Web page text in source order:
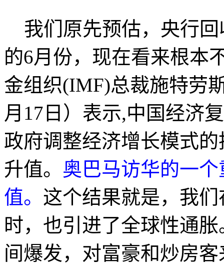
我们原先预估，央行回
的6月份，现在看来根本
金组织(IMF)总裁施特劳
月17日）表示,中国经济
政府调整经济增长模式
升值。 奥巴马访华的一
值。 这个结果就是，我
时，也引进了全球性通
间爆发，对富豪和炒房